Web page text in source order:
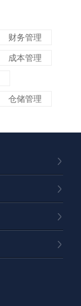
财务管理
成本管理
仓储管理